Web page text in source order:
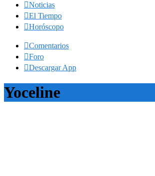
Noticias
El Tiempo
Horóscopo
Comentarios
Foro
Descargar App
Yoceline